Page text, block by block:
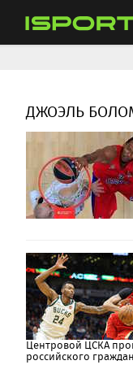
ДЖОЭЛЬ
Центровой ЦСКА
российского